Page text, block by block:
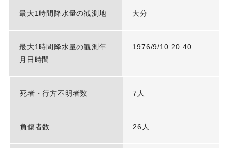
最大1時間降水量の観測地 大分
最大1時間降水量の観測年
月日時間
1976/9/10 20:40
死者・行方不明者数 7人
負傷者数 26人